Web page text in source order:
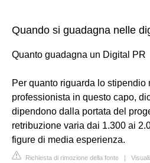
Quando si guadagna nelle
Quanto guadagna un Digital PR
Per quanto riguarda lo stipendio
professionista in questo capo,
dipendono dalla portata del
retribuzione varia dai 1.300 ai
figure di media esperienza.
Richiesta di rimozione della fonte |